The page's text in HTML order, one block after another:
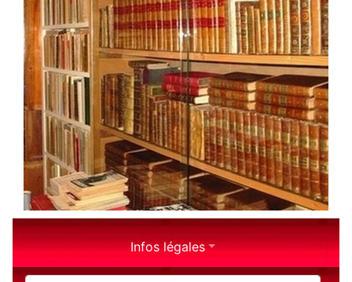
Infos légales